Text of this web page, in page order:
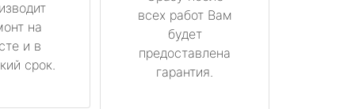
на
и в
срок.
всех работ Вам
будет
предоставлена
гарантия.